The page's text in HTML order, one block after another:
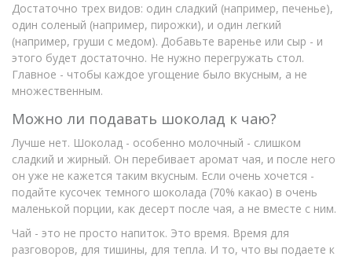
Достаточно трех видов: один сладкий (например, печенье),
один соленый (например, пирожки), и один легкий
(например, груши с медом). Добавьте варенье или сыр - и
этого будет достаточно. Не нужно перегружать стол.
Главное - чтобы каждое угощение было вкусным, а не
множественным.
Можно ли подавать шоколад к чаю?
Лучше нет. Шоколад - особенно молочный - слишком
сладкий и жирный. Он перебивает аромат чая, и после него
он уже не кажется таким вкусным. Если очень хочется -
подайте кусочек темного шоколада (70% какао) в очень
маленькой порции, как десерт после чая, а не вместе с ним.
Чай - это не просто напиток. Это время. Время для
разговоров, для тишины, для тепла. И то, что вы подаете к